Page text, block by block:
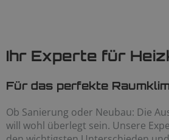
Ihr Experte für
Für das perfekte
Ob Sanierung oder Neubau: Die
will wohl überlegt sein. Unsere